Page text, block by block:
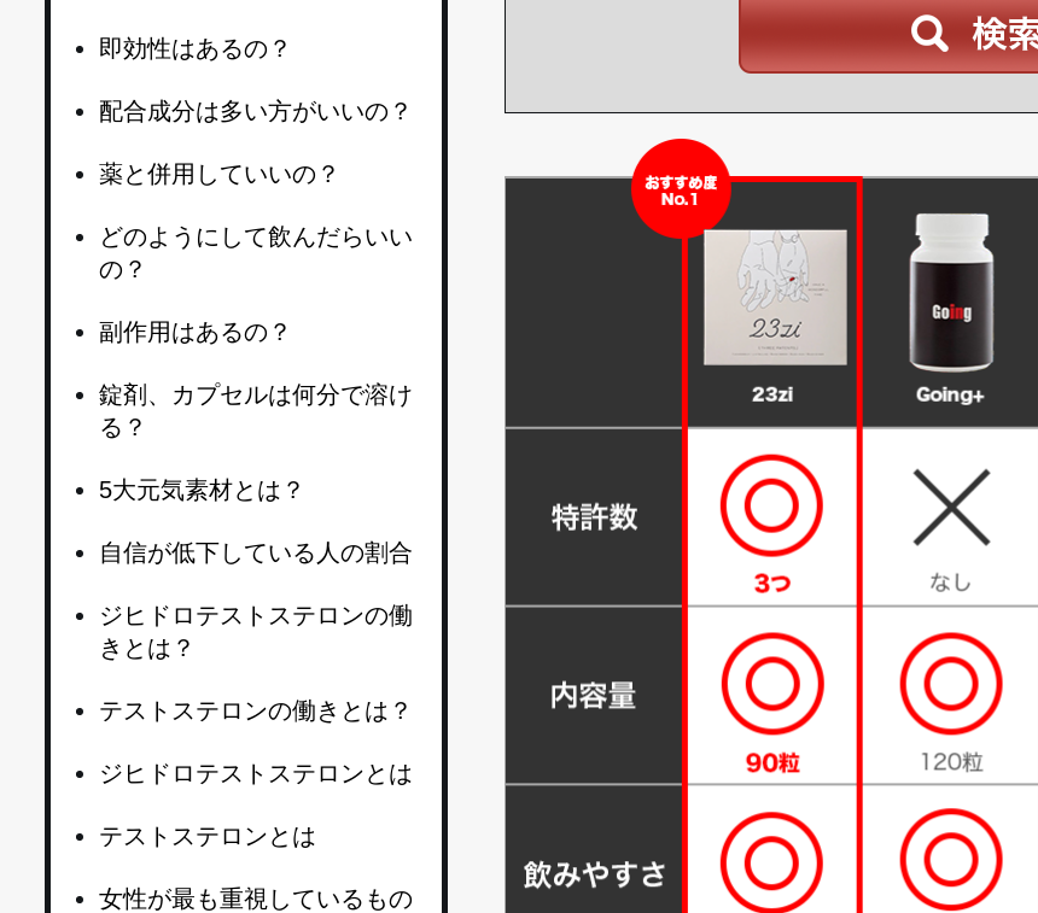
即効性はあるの？
配合成分は多い方がいいの？
薬と併用していいの？
どのようにして飲んだらいい
の？
副作用はあるの？
錠剤、カプセルは何分で溶け
る？
5大元気素材とは？
自信が低下している人の割合
ジヒドロテストステロンの働
きとは？
テストステロンの働きとは？
ジヒドロテストステロンとは
テストステロンとは
女性が最も重視しているもの